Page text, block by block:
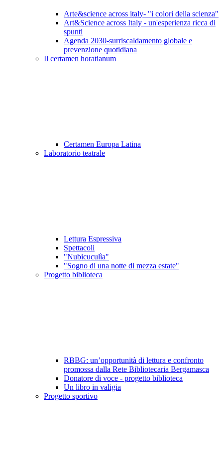
Arte&science across italy- "i colori della scienza"
Art&Science across Italy - un'esperienza ricca di
spunti
Agenda 2030-surriscaldamento globale e
prevenzione quotidiana
Il certamen horatianum
Certamen Europa Latina
Laboratorio teatrale
Lettura Espressiva
Spettacoli
"Nubicuculìa"
"Sogno di una notte di mezza estate"
Progetto biblioteca
RBBG: un’opportunità di lettura e confronto
promossa dalla Rete Bibliotecaria Bergamasca
Donatore di voce - progetto biblioteca
Un libro in valigia
Progetto sportivo